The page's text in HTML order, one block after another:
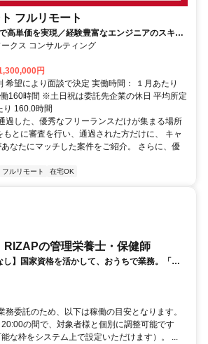
フルリモート
高単価を実現／経験豊富なエンジニアのスキル
有
クス コンサルティング
円
希望により面談で決定 実働時間： １月あたり
160時間 ※土日祝は委託先企業の休日 平均所定
り 160.0時間
過した、優秀なフリーランスだけが集まる場所
もとに審査を行い、通過された方だけに、 キャ
なたにマッチした案件をご紹介。 さらに、優
フルリモート 在宅OK
RIZAPの管理栄養士・保健師
し】国家資格を活かして、おうちで業務。「も
・Wワーカー活躍中！「平日の日中だけ」「夕
ど、生活リズムに合わせた時間調整が可能で
だから、頑張った分だけ手応えのある収入
で、安心の在宅ワークを始めませんか？
委託のため、以下は稼働の目安となります。
20:00の間で、対象者様と個別に調整可能です
な枠をシステム上で設定いただけます）。 ...